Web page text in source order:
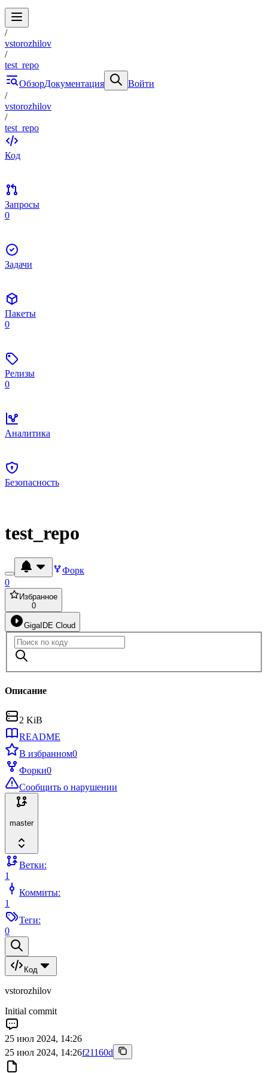
/
vstorozhilov
/
test_repo
ОбзорДокументация
Войти
/
vstorozhilov
/
test_repo
Код
Запросы
0
Задачи
Пакеты
0
Релизы
0
Аналитика
Безопасность
test_repo
Форк
0
Избранное
0
GigaIDE Cloud
Описание
2 KiB
README
В избранном0
Форки0
Сообщить о нарушении
master
Ветки:
1
Коммиты:
1
Теги:
0
Код
vstorozhilov
Initial commit
25 июл 2024, 14:26
25 июл 2024, 14:26f21160d